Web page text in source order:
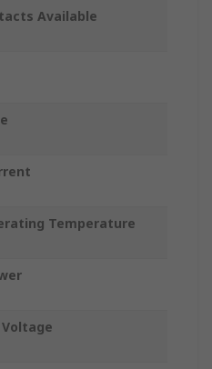
Available
Temperature